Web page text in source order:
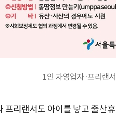
1인 자영업자·프리랜
프리랜서도 아이를 낳고 출산